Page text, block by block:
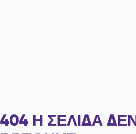
404 Η ΣΕΛΊΔΑ ΔΕΝ